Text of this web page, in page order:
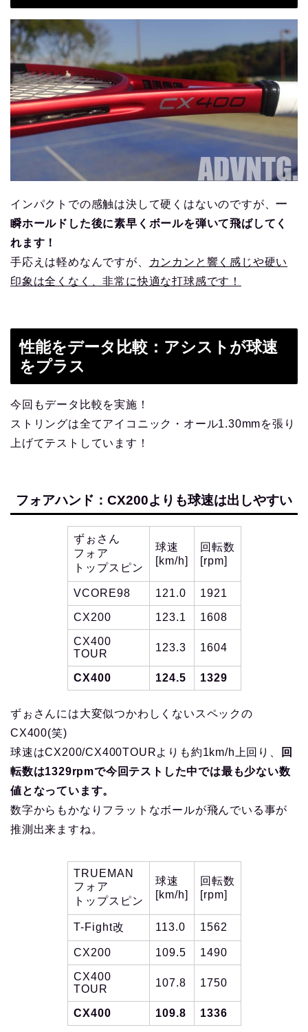
インパクトでの感触は決して硬くはないのですが、一
瞬ホールドした後に素早くボールを弾いて飛ばしてく
れます！
手応えは軽めなんですが、
カンカンと響く感じや硬い
印象は全くなく、非常に快適な打球感です！
性能をデータ比較：アシストが球速
をプラス
今回もデータ比較を実施！
ストリングは全てアイコニック・オール1.30mmを張り
上げてテストしています！
フォアハンド：CX200よりも球速は出しやすい
ずぉさん
フォア
トップスピン
球速
[km/h]
回転数
[rpm]
VCORE98 121.0 1921
CX200 123.1 1608
CX400
TOUR
123.3 1604
CX400 124.5 1329
ずぉさんには大変似つかわしくないスペックの
CX400(笑)
球速はCX200/CX400TOURよりも約1km/h上回り、
回
転数は1329rpmで今回テストした中では最も少ない数
値となっています。
数字からもかなりフラットなボールが飛んでいる事が
推測出来ますね。
TRUEMAN
フォア
トップスピン
球速
[km/h]
回転数
[rpm]
T-Fight改 113.0 1562
CX200 109.5 1490
CX400
TOUR
107.8 1750
CX400 109.8 1336